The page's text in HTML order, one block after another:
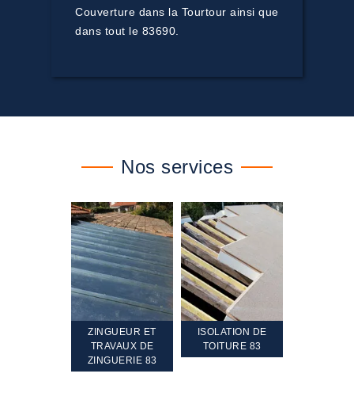
Couverture dans la Tourtour ainsi que
dans tout le 83690.
Nos services
ZINGUEUR ET
TRAVAUX DE
ZINGUERIE 83
ISOLATION DE
TOITURE 83